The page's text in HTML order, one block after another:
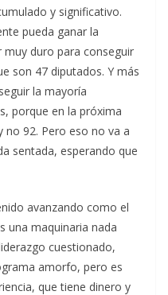
y significativo.
pueda ganar la
muy duro para conseguir
son 47 diputados. Y más
la mayoría
porque en la próxima
no 92. Pero eso no va a
sentada, esperando que
avanzando como el
una maquinaria nada
cuestionado,
amorfo, pero es
que tiene dinero y